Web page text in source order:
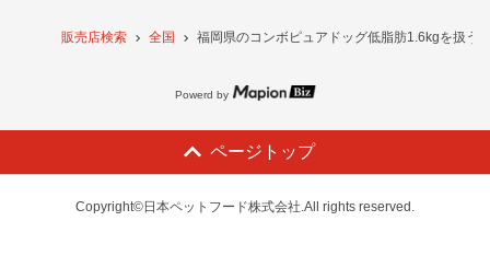
販売店検索 全国 福岡県のコンボピュアドッグ低脂肪1.6kgを扱う
Powerd by
ページトップ
Copyright©日本ペットフード株式会社.All rights reserved.